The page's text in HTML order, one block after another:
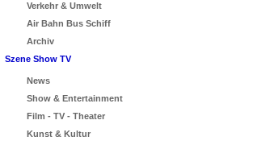
Verkehr & Umwelt
Air Bahn Bus Schiff
Archiv
Szene Show TV
News
Show & Entertainment
Film - TV - Theater
Kunst & Kultur